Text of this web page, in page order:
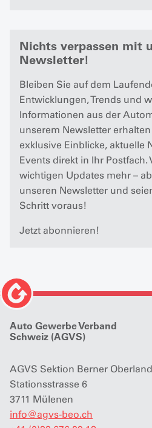
Nichts verpassen mit
Newsletter!
Bleiben Sie auf dem
Entwicklungen, Trends und
Informationen aus der
unserem Newsletter
exklusive Einblicke, aktuelle
Events direkt in Ihr Postfach.
wichtigen Updates mehr –
unseren Newsletter und
Schritt voraus!
Jetzt abonnieren!
Auto Gewerbe Verband
Schweiz (AGVS)
AGVS Sektion Berner Oberland
Stationsstrasse 6
3711 Mülenen
info@agvs-beo.ch